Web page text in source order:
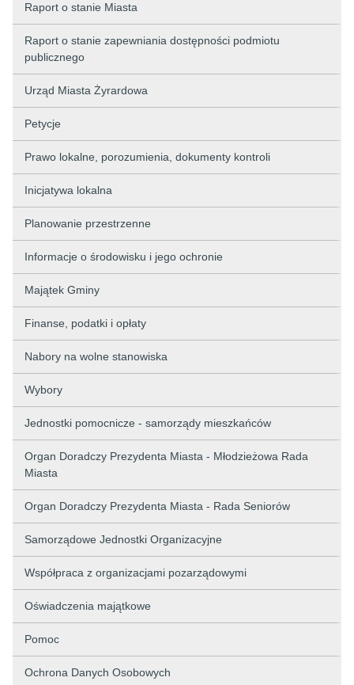
Raport o stanie Miasta
Raport o stanie zapewniania dostępności podmiotu
publicznego
Urząd Miasta Żyrardowa
Petycje
Prawo lokalne, porozumienia, dokumenty kontroli
Inicjatywa lokalna
Planowanie przestrzenne
Informacje o środowisku i jego ochronie
Majątek Gminy
Finanse, podatki i opłaty
Nabory na wolne stanowiska
Wybory
Jednostki pomocnicze - samorządy mieszkańców
Organ Doradczy Prezydenta Miasta - Młodzieżowa Rada
Miasta
Organ Doradczy Prezydenta Miasta - Rada Seniorów
Samorządowe Jednostki Organizacyjne
Współpraca z organizacjami pozarządowymi
Oświadczenia majątkowe
Pomoc
Ochrona Danych Osobowych